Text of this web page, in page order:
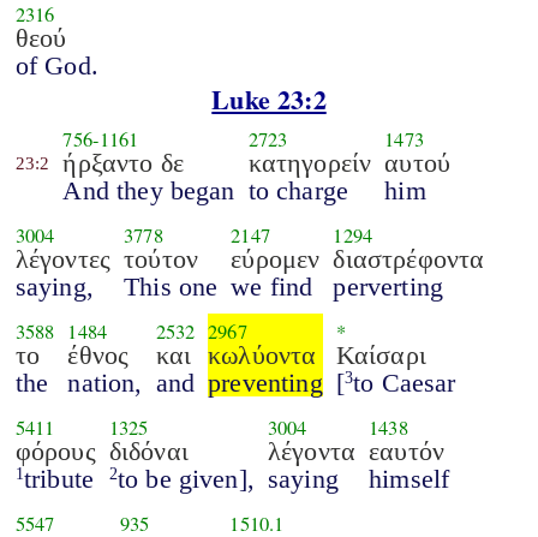
2316
θεού
of God.
Luke 23:2
23:2
756-1161
ήρξαντο δε
And they began
2723
κατηγορείν
to charge
1473
αυτού
him
3004
λέγοντες
saying,
3778
τούτον
This one
2147
εύρομεν
we find
1294
διαστρέφοντα
perverting
3588
το
the
1484
έθνος
nation,
2532
και
and
2967
κωλύοντα
preventing
*
Καίσαρι
[3to Caesar
5411
φόρους
1 tribute
1325
διδόναι
2to be given],
3004
λέγοντα
saying
1438
εαυτόν
himself
5547 935 1510.1